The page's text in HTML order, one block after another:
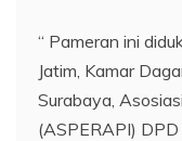
“ Pameran ini
Jatim, Kamar
Surabaya,
(ASPERAPI)